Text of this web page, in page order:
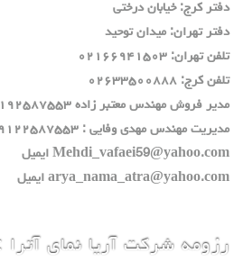
دفتر كرج: خيابان درختي
دفتر تهران: ميدان توحيد
تلفن تهران: ٠٢١٦٦٩٤١٥٠٣
تلفن كرج: ٠٢٦٣٣٥٠٠٨٨٨
مدير فروش مهندس معتبر زاده ٠٩١٩٢٥٨٧٥٥٣
مديريت مهندس مهدي وفايي : ٠٩١٢٢٥٨٧٥٥٣
Mehdi_vafaei59@yahoo.com ايميل
arya_nama_atra@yahoo.com ايميل
رزومه شرکت آریا نمای آترا